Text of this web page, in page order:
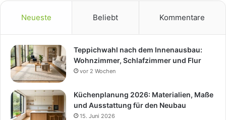
Neueste Beliebt Kommentare
Teppichwahl nach dem Innenausbau:
Wohnzimmer, Schlafzimmer und Flur
vor 2 Wochen
Küchenplanung 2026: Materialien, Maße
und Ausstattung für den Neubau
15. Juni 2026